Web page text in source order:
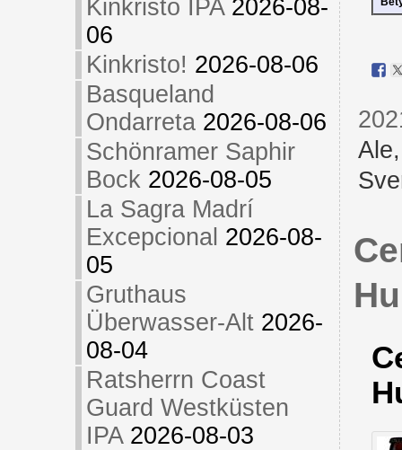
Kinkristo IPA 2026-08-
06
Kinkristo! 2026-08-06
Basqueland
Ondarreta 2026-08-06
Schönramer Saphir
Bock 2026-08-05
La Sagra Madrí
Excepcional 2026-08-
05
Gruthaus
Überwasser-Alt 2026-
08-04
Ratsherrn Coast
Guard Westküsten
IPA 2026-08-03